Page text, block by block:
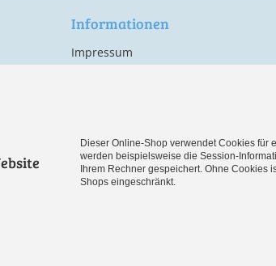
Informationen
Impressum
AGB
Vertrag widerrufen
Dieser Online-Shop verwendet Cookies für
werden beispielsweise die Session-
Ihrem Rechner gespeichert. Ohne Cookies
Shops eingeschränkt.